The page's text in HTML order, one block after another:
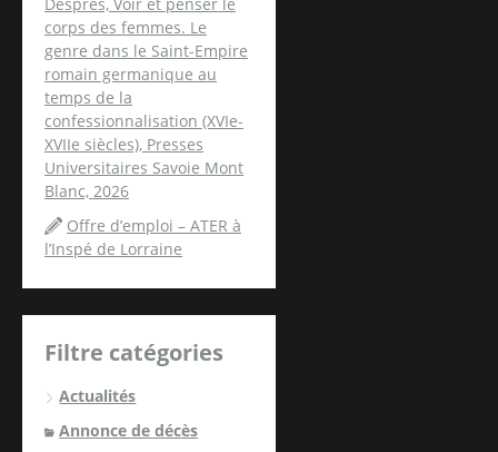
corps des femmes. Le
genre dans le Saint-Empire
romain germanique au
temps de la
confessionnalisation (XVIe-
XVIIe siècles), Presses
Universitaires Savoie Mont
Blanc, 2026
Offre d’emploi – ATER à
l’Inspé de Lorraine
Filtre catégories
Actualités
Annonce de décès